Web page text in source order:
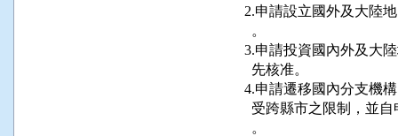
2.申請設立國外及大
        。
3.申請投資國內外及
        先核准。
4.申請遷移國內分支
受跨縣市之限制，
        。